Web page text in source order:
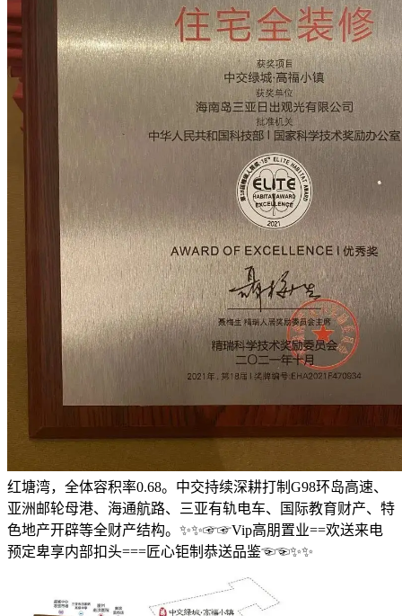
红塘湾，全体容积率0.68。中交持续深耕打制G98环岛高速、
亚洲邮轮母港、海通航路、三亚有轨电车、国际教育财产、特
色地产开辟等全财产结构。✨✨☞☞Vip高朋置业==欢送来电
预定卑享内部扣头===匠心钜制恭送品鉴☜☜✨✨